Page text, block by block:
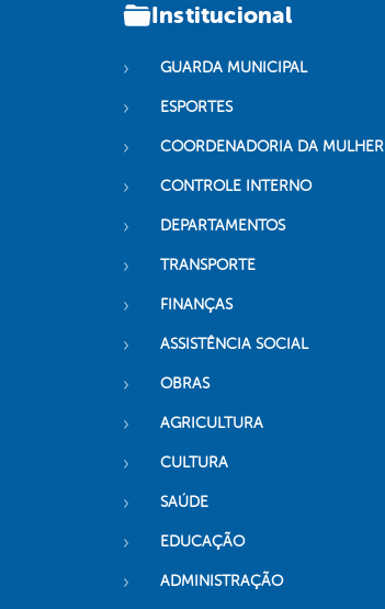
Institucional
GUARDA MUNICIPAL
ESPORTES
COORDENADORIA DA MULHER
CONTROLE INTERNO
DEPARTAMENTOS
TRANSPORTE
FINANÇAS
ASSISTÊNCIA SOCIAL
OBRAS
AGRICULTURA
CULTURA
SAÚDE
EDUCAÇÃO
ADMINISTRAÇÃO